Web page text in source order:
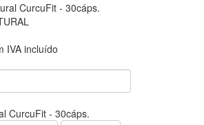
CurcuFit - 30cáps.
IVA incluído
CurcuFit - 30cáps.